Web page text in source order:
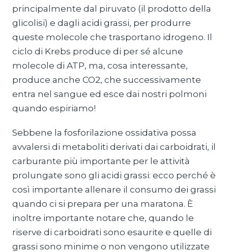
principalmente dal piruvato (il prodotto della
glicolisi) e dagli acidi grassi, per produrre
queste molecole che trasportano idrogeno. Il
ciclo di Krebs produce di per sé alcune
molecole di ATP, ma, cosa interessante,
produce anche CO2, che successivamente
entra nel sangue ed esce dai nostri polmoni
quando espiriamo!
Sebbene la fosforilazione ossidativa possa
avvalersi di metaboliti derivati dai carboidrati, il
carburante più importante per le attività
prolungate sono gli acidi grassi: ecco perché è
così importante allenare il consumo dei grassi
quando ci si prepara per una maratona. È
inoltre importante notare che, quando le
riserve di carboidrati sono esaurite e quelle di
grassi sono minime o non vengono utilizzate